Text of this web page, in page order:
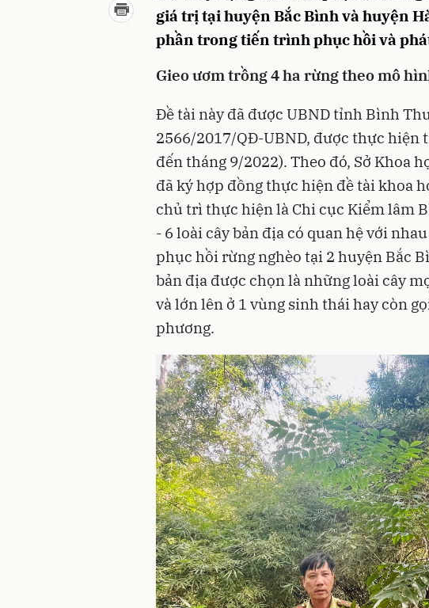
giá trị tại huyện Bắc Bình và huyện
phần trong tiến trình phục hồi và
Gieo ươm trồng 4 ha rừng theo mô
Đề tài này đã được UBND tỉnh Bình
2566/2017/QĐ-UBND, được thực hiện
đến tháng 9/2022). Theo đó, Sở Khoa
đã ký hợp đồng thực hiện đề tài khoa
chủ trì thực hiện là Chi cục Kiểm lâm
- 6 loài cây bản địa có quan hệ với
phục hồi rừng nghèo tại 2 huyện Bắc
bản địa được chọn là những loài cây
và lớn lên ở 1 vùng sinh thái hay còn
phương.